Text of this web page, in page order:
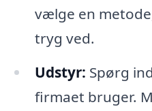
vælge en
tryg ved.
Udstyr: Spørg
firmaet bruger.